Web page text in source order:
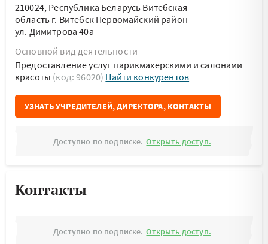
210024, Республика Беларусь Витебская
область г. Витебск Первомайский район
ул. Димитрова 40а
Основной вид деятельности
Предоставление услуг парикмахерскими и салонами
красоты (код: 96020) Найти конкурентов
УЗНАТЬ УЧРЕДИТЕЛЕЙ, ДИРЕКТОРА, КОНТАКТЫ
Доступно по подписке. Открыть доступ.
Контакты
Доступно по подписке. Открыть доступ.